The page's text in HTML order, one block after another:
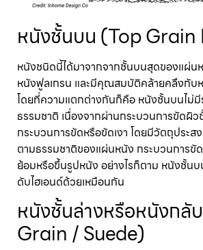
หนังชั้นบน (Top
หนังชนิดนี้ได้มาจากจากชั้นบนสุดของแผ่น
หนังฟูลเกรน และมีคุณสมบัติคล้ายคลึงกับ
โดยที่ความแตกต่างกันก็คือ หนังชั้นบนไม่
ธรรมชาติ เนื่องจากผ่านกระบวนการขัดผิ
กระบวนการขัดหรือขัดเงา โดยมีวัตถุประส
ตามธรรมชาติของแผ่นหนัง กระบวนการขั
ย้อมหรือขึ้นรูปหนัง อย่างไรก็ตาม หนังชั้น
ดับไฮเอนด์ด้วยเหมือนกัน
หนังชั้นล่างหรือหนังกลั
Grain / Suede)